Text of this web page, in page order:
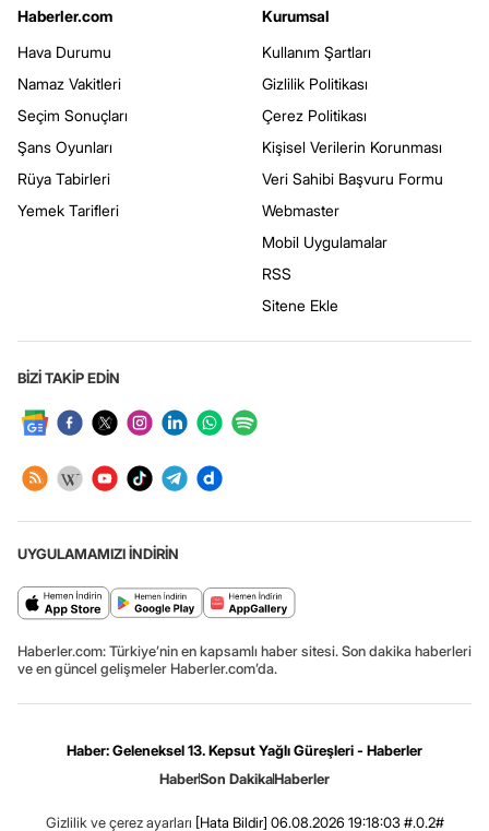
Haberler.com
Hava Durumu
Namaz Vakitleri
Seçim Sonuçları
Şans Oyunları
Rüya Tabirleri
Yemek Tarifleri
Kurumsal
Kullanım Şartları
Gizlilik Politikası
Çerez Politikası
Kişisel Verilerin Korunması
Veri Sahibi Başvuru Formu
Webmaster
Mobil Uygulamalar
RSS
Sitene Ekle
BİZİ TAKİP EDİN
UYGULAMAMIZI İNDİRİN
Haberler.com: Türkiye’nin en kapsamlı haber sitesi. Son dakika haberleri
ve en güncel gelişmeler Haberler.com’da.
Haber: Geleneksel 13. Kepsut Yağlı Güreşleri - Haberler
HaberSon DakikaHaberler
Gizlilik ve çerez ayarları [Hata Bildir] 06.08.2026 19:18:03 #.0.2#